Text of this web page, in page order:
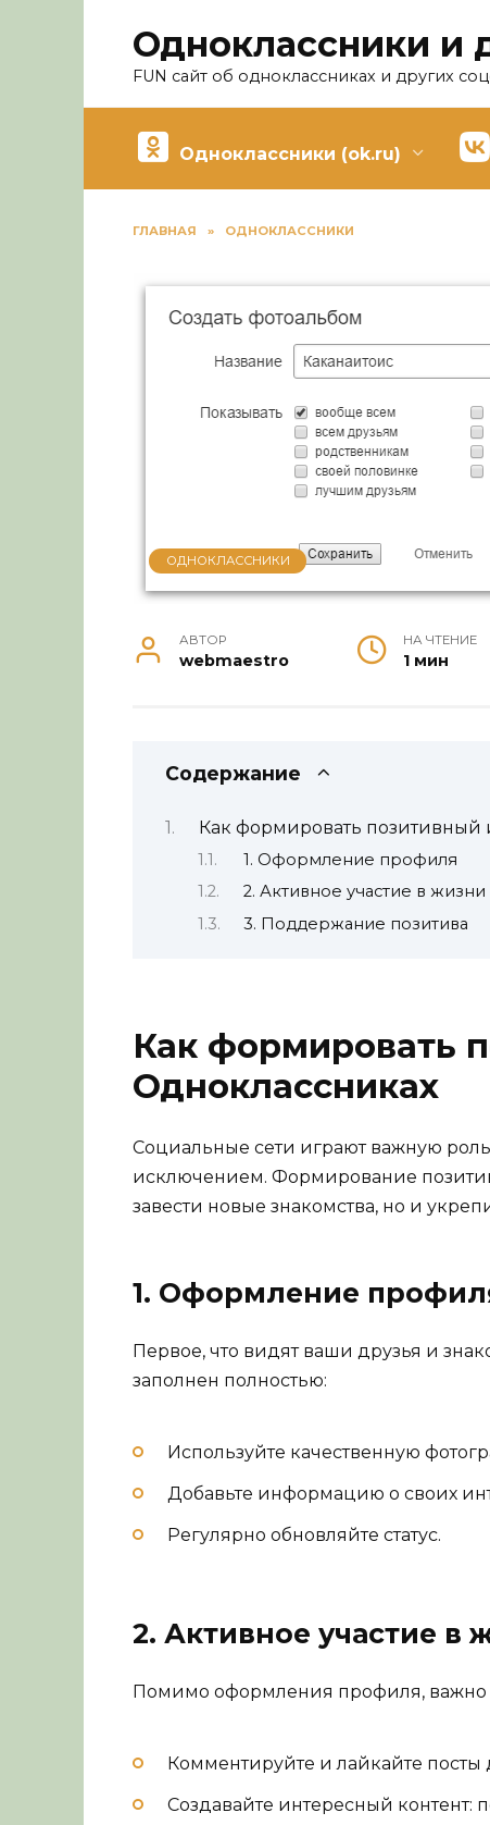
Одноклассники и
FUN сайт об одноклассниках и других
Одноклассники (ok.ru)
ГЛАВНАЯ » ОДНОКЛАССНИКИ
ОДНОКЛАССНИКИ
АВТОР
webmaestro
НА ЧТЕНИЕ
1 мин
Содержание
Как формировать
1. Оформление профиля
2. Активное участие в
3. Поддержание позитива
Как формировать
Одноклассниках
Социальные сети играют важную
исключением. Формирование
завести новые знакомства, но и
1. Оформление
Первое, что видят ваши друзья и
заполнен полностью:
Используйте качественную
Добавьте информацию о своих
Регулярно обновляйте статус.
2. Активное участие в
Помимо оформления профиля, важно
Комментируйте и лайкайте посты
Создавайте интересный контент: